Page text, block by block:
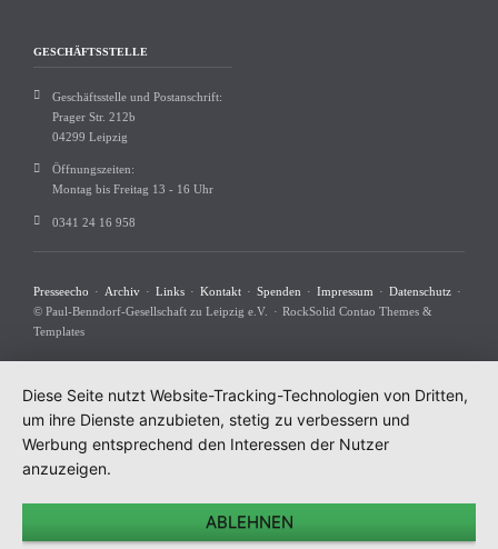
GESCHÄFTSSTELLE
Geschäftsstelle und Postanschrift:
Prager Str. 212b
04299 Leipzig
Öffnungszeiten:
Montag bis Freitag 13 - 16 Uhr
0341 24 16 958
Navigation
überspringen
Presseecho Archiv Links Kontakt Spenden Impressum
Datenschutz
© Paul-Benndorf-Gesellschaft zu Leipzig e.V.
RockSolid Contao Themes &
Templates
Diese Seite nutzt Website-Tracking-Technologien von Dritten,
um ihre Dienste anzubieten, stetig zu verbessern und
Werbung entsprechend den Interessen der Nutzer
anzuzeigen.
ABLEHNEN